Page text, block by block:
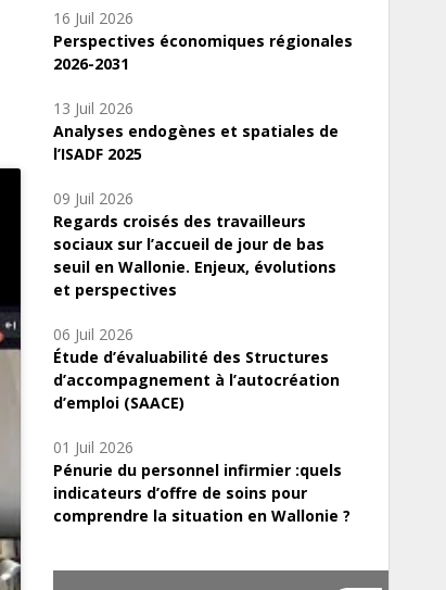
16 Juil 2026
Perspectives économiques régionales
2026-2031
13 Juil 2026
Analyses endogènes et spatiales de
l’ISADF 2025
09 Juil 2026
Regards croisés des travailleurs
sociaux sur l’accueil de jour de bas
seuil en Wallonie. Enjeux, évolutions
et perspectives
06 Juil 2026
Étude d’évaluabilité des Structures
d’accompagnement à l’autocréation
d’emploi (SAACE)
01 Juil 2026
Pénurie du personnel infirmier :quels
indicateurs d’offre de soins pour
comprendre la situation en Wallonie ?